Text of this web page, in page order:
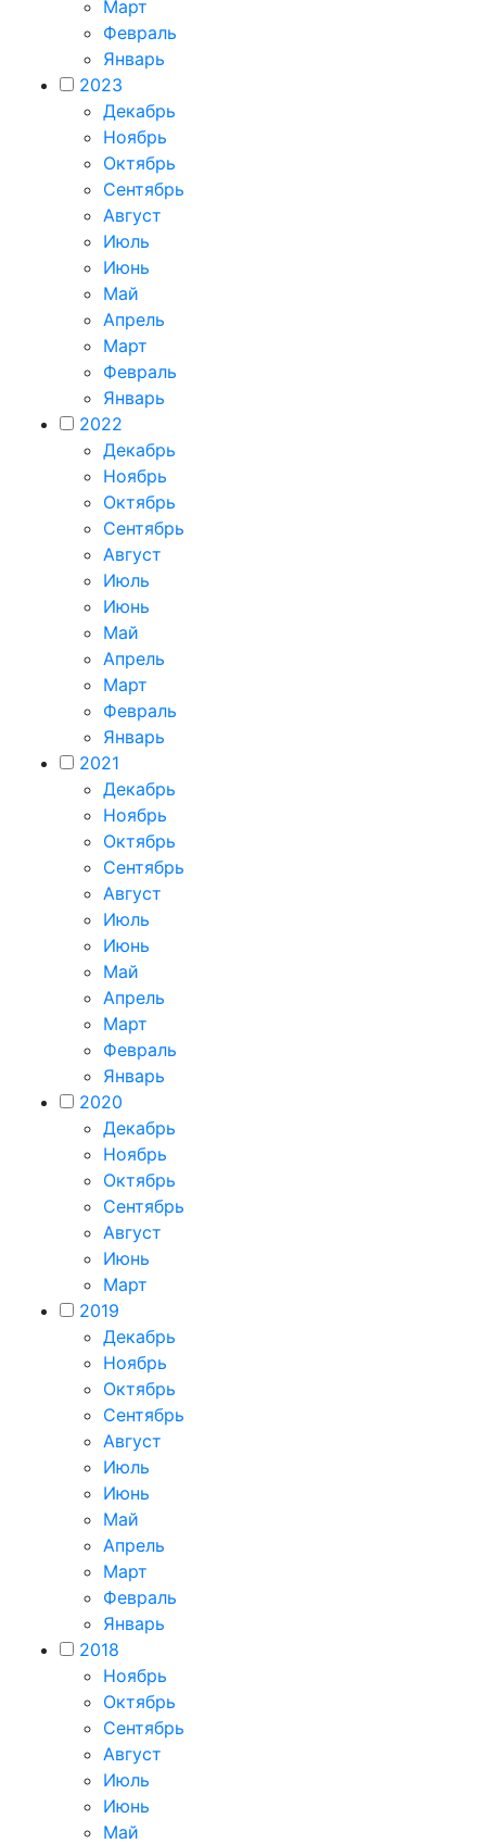
Март
Февраль
Январь
2023
Декабрь
Ноябрь
Октябрь
Сентябрь
Август
Июль
Июнь
Май
Апрель
Март
Февраль
Январь
2022
Декабрь
Ноябрь
Октябрь
Сентябрь
Август
Июль
Июнь
Май
Апрель
Март
Февраль
Январь
2021
Декабрь
Ноябрь
Октябрь
Сентябрь
Август
Июль
Июнь
Май
Апрель
Март
Февраль
Январь
2020
Декабрь
Ноябрь
Октябрь
Сентябрь
Август
Июнь
Март
2019
Декабрь
Ноябрь
Октябрь
Сентябрь
Август
Июль
Июнь
Май
Апрель
Март
Февраль
Январь
2018
Ноябрь
Октябрь
Сентябрь
Август
Июль
Июнь
Май